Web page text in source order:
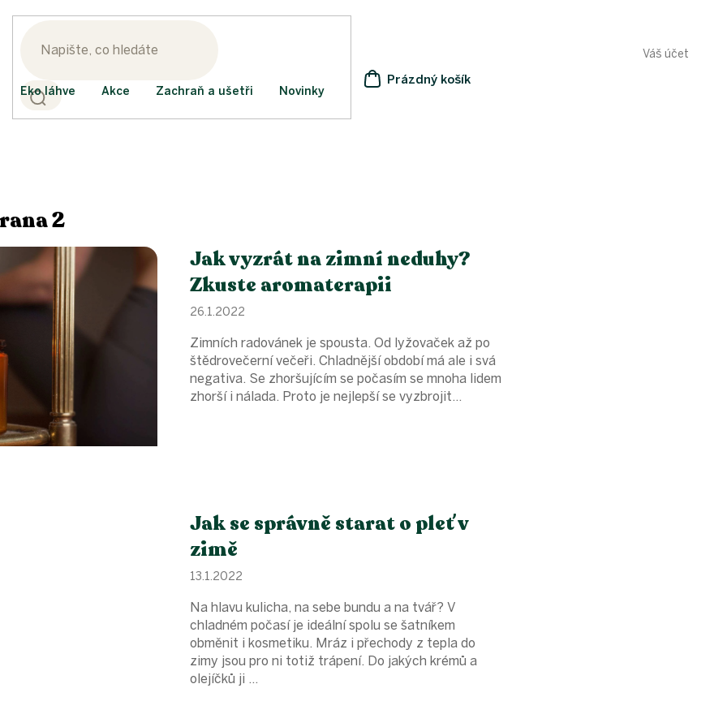
Váš účet
NÁKUPNÍ
Prázdný košík
Eko láhve Akce Zachraň a ušetři Novinky
2
Jak vyzrát na zimní neduhy?
Zkuste aromaterapii
26.1.2022
Zimních radovánek je spousta. Od lyžovaček až po
štědrovečerní večeři. Chladnější období má ale i svá
negativa. Se zhoršujícím se počasím se mnoha lidem
zhorší i nálada. Proto je nejlepší se vyzbrojit...
Jak se správně starat o pleť v
zimě
13.1.2022
Na hlavu kulicha, na sebe bundu a na tvář? V
chladném počasí je ideální spolu se šatníkem
obměnit i kosmetiku. Mráz i přechody z tepla do
zimy jsou pro ni totiž trápení. Do jakých krémů a
olejíčků ji ...